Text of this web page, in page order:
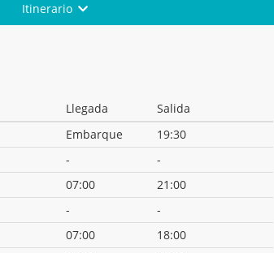
Itinerario
Llegada
Salida
Embarque
19:30
-
-
07:00
21:00
-
-
07:00
18:00